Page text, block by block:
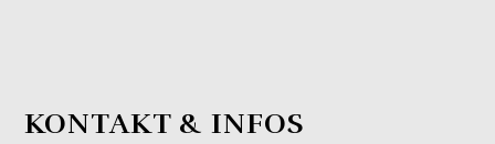
KONTAKT & INFOS